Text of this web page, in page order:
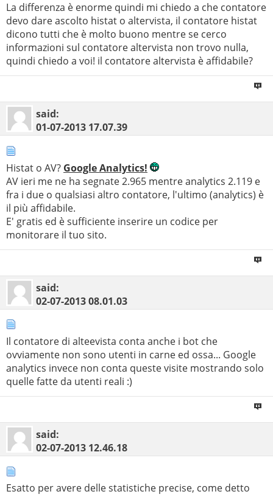
La differenza è enorme quindi mi chiedo a che contatore
devo dare ascolto histat o altervista, il contatore histat
dicono tutti che è molto buono mentre se cerco
informazioni sul contatore altervista non trovo nulla,
quindi chiedo a voi! il contatore altervista è affidabile?
said:
01-07-2013 17.07.39
Histat o AV? Google Analytics!
AV ieri me ne ha segnate 2.965 mentre analytics 2.119 e
fra i due o qualsiasi altro contatore, l'ultimo (analytics) è
il più affidabile.
E' gratis ed è sufficiente inserire un codice per
monitorare il tuo sito.
said:
02-07-201308.01.03
Il contatore di alteevista conta anche i bot che
ovviamente non sono utenti in carne ed ossa... Google
analytics invece non conta queste visite mostrando solo
quelle fatte da utenti reali :)
said:
02-07-2013 12.46.18
Esatto per avere delle statistiche precise, come detto